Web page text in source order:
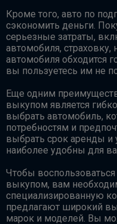
Кроме того, авто по
сэкономить деньги.
серьезные затраты,
автомобиля,
автомобиля обходится
вы пользуетесь им не
Еще одним
выкупом является
выбрать автомобиль,
потребностям и
выбрать срок аренды и
наиболее удобны для
Чтобы воспользоваться
выкупом, вам
специализированную
предлагают широкий
марок и моделей. Вы